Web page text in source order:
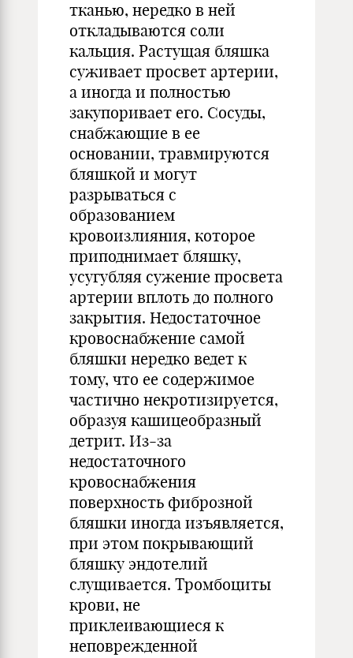
тканью, нередко в ней
откладываются соли
кальция. Растущая бляшка
суживает просвет артерии,
а иногда и полностью
закупоривает его. Сосуды,
снабжающие в ее
основании, травмируются
бляшкой и могут
разрываться с
образованием
кровоизлияния, которое
приподнимает бляшку,
усугубляя сужение просвета
артерии вплоть до полного
закрытия. Недостаточное
кровоснабжение самой
бляшки нередко ведет к
тому, что ее содержимое
частично некротизируется,
образуя кашицеобразный
детрит. Из-за
недостаточного
кровоснабжения
поверхность фиброзной
бляшки иногда изъявляется,
при этом покрывающий
бляшку эндотелий
слущивается. Тромбоциты
крови, не
приклеивающиеся к
неповрежденной